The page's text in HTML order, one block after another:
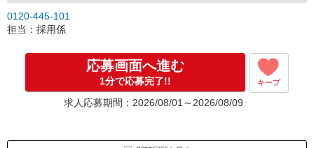
0120-445-101
担当：採用係
応募画面へ進む
1分で応募完了!! キープ
求人応募期間：2026/08/01～2026/08/09